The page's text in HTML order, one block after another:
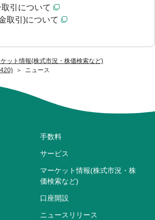
ット情報(株式市況・株価検索など)
ニュース
引について
取引)について
手数料
サービス
マーケット情報(株式市況・株
価検索など)
口座開設
ニュースリリース